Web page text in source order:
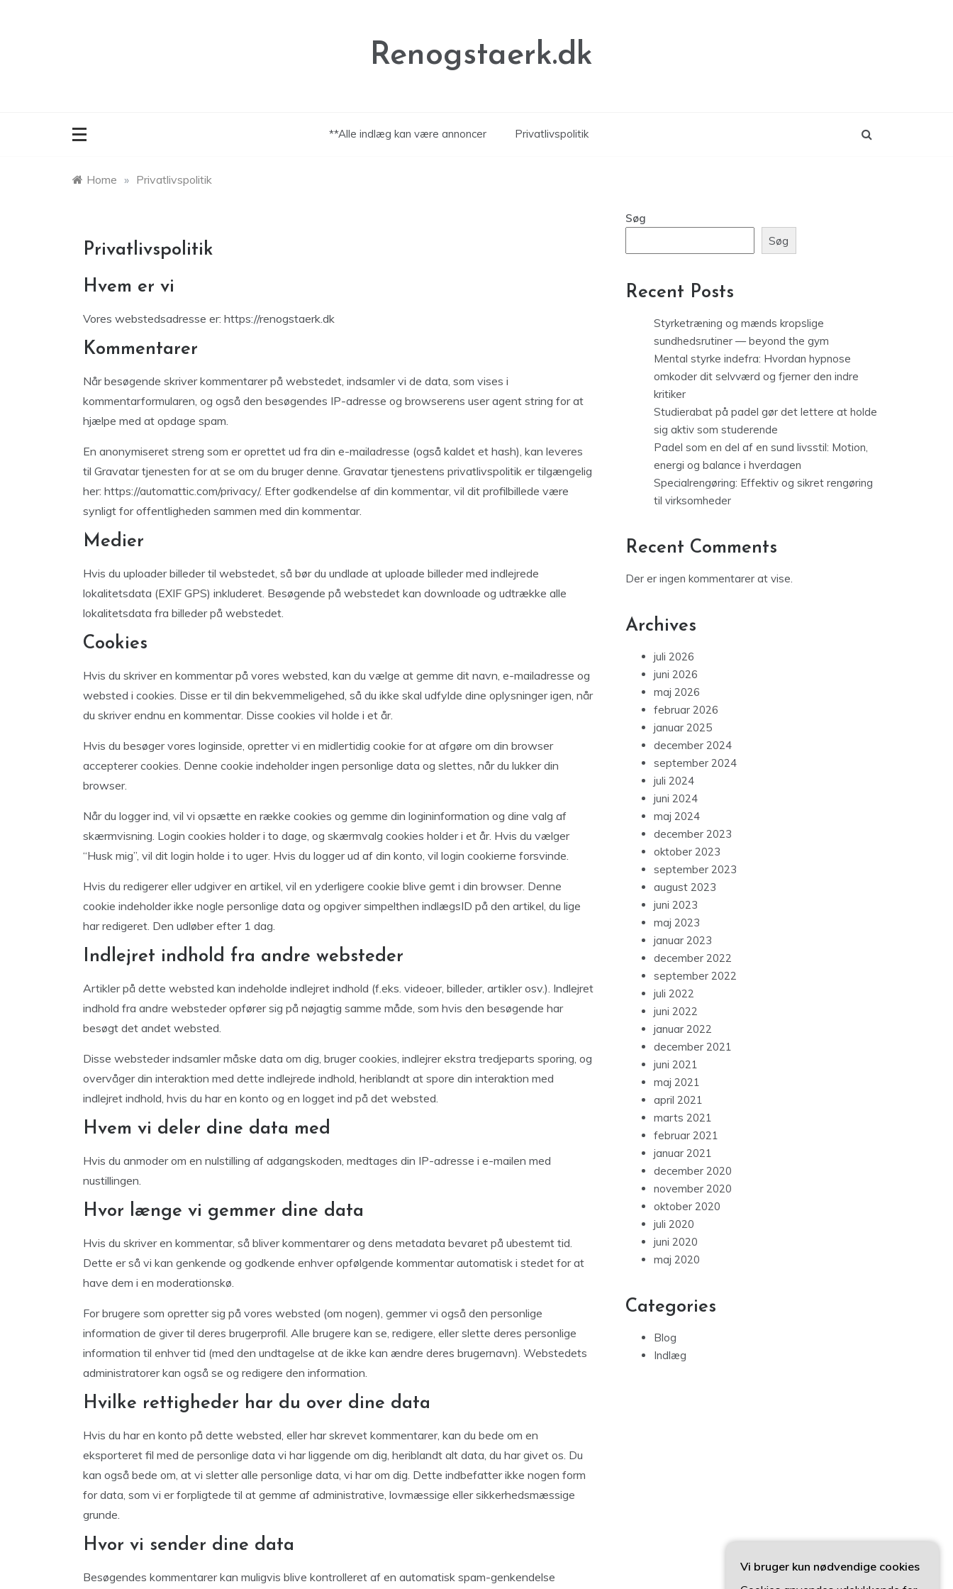
Renogstaerk.dk
**Alle indlæg kan være annoncer Privatlivspolitik
Home » Privatlivspolitik
Privatlivspolitik
Hvem er vi
Vores webstedsadresse er: https://renogstaerk.dk
Kommentarer
Når besøgende skriver kommentarer på webstedet, indsamler vi de data, som vises i
kommentarformularen, og også den besøgendes IP-adresse og browserens user agent string for at
hjælpe med at opdage spam.
En anonymiseret streng som er oprettet ud fra din e-mailadresse (også kaldet et hash), kan leveres
til Gravatar tjenesten for at se om du bruger denne. Gravatar tjenestens privatlivspolitik er tilgængelig
her: https://automattic.com/privacy/. Efter godkendelse af din kommentar, vil dit profilbillede være
synligt for offentligheden sammen med din kommentar.
Medier
Hvis du uploader billeder til webstedet, så bør du undlade at uploade billeder med indlejrede
lokalitetsdata (EXIF GPS) inkluderet. Besøgende på webstedet kan downloade og udtrække alle
lokalitetsdata fra billeder på webstedet.
Cookies
Hvis du skriver en kommentar på vores websted, kan du vælge at gemme dit navn, e-mailadresse og
websted i cookies. Disse er til din bekvemmeligehed, så du ikke skal udfylde dine oplysninger igen, når
du skriver endnu en kommentar. Disse cookies vil holde i et år.
Hvis du besøger vores loginside, opretter vi en midlertidig cookie for at afgøre om din browser
accepterer cookies. Denne cookie indeholder ingen personlige data og slettes, når du lukker din
browser.
Når du logger ind, vil vi opsætte en række cookies og gemme din logininformation og dine valg af
skærmvisning. Login cookies holder i to dage, og skærmvalg cookies holder i et år. Hvis du vælger
“Husk mig”, vil dit login holde i to uger. Hvis du logger ud af din konto, vil login cookierne forsvinde.
Hvis du redigerer eller udgiver en artikel, vil en yderligere cookie blive gemt i din browser. Denne
cookie indeholder ikke nogle personlige data og opgiver simpelthen indlægsID på den artikel, du lige
har redigeret. Den udløber efter 1 dag.
Indlejret indhold fra andre websteder
Artikler på dette websted kan indeholde indlejret indhold (f.eks. videoer, billeder, artikler osv.). Indlejret
indhold fra andre websteder opfører sig på nøjagtig samme måde, som hvis den besøgende har
besøgt det andet websted.
Disse websteder indsamler måske data om dig, bruger cookies, indlejrer ekstra tredjeparts sporing, og
overvåger din interaktion med dette indlejrede indhold, heriblandt at spore din interaktion med
indlejret indhold, hvis du har en konto og en logget ind på det websted.
Hvem vi deler dine data med
Hvis du anmoder om en nulstilling af adgangskoden, medtages din IP-adresse i e-mailen med
nustillingen.
Hvor længe vi gemmer dine data
Hvis du skriver en kommentar, så bliver kommentarer og dens metadata bevaret på ubestemt tid.
Dette er så vi kan genkende og godkende enhver opfølgende kommentar automatisk i stedet for at
have dem i en moderationskø.
For brugere som opretter sig på vores websted (om nogen), gemmer vi også den personlige
information de giver til deres brugerprofil. Alle brugere kan se, redigere, eller slette deres personlige
information til enhver tid (med den undtagelse at de ikke kan ændre deres brugernavn). Webstedets
administratorer kan også se og redigere den information.
Hvilke rettigheder har du over dine data
Hvis du har en konto på dette websted, eller har skrevet kommentarer, kan du bede om en
eksporteret fil med de personlige data vi har liggende om dig, heriblandt alt data, du har givet os. Du
kan også bede om, at vi sletter alle personlige data, vi har om dig. Dette indbefatter ikke nogen form
for data, som vi er forpligtede til at gemme af administrative, lovmæssige eller sikkerhedsmæssige
grunde.
Hvor vi sender dine data
Besøgendes kommentarer kan muligvis blive kontrolleret af en automatisk spam-genkendelse
Søg
Søg
Recent Posts
Styrketræning og mænds kropslige
sundhedsrutiner — beyond the gym
Mental styrke indefra: Hvordan hypnose
omkoder dit selvværd og fjerner den indre
kritiker
Studierabat på padel gør det lettere at holde
sig aktiv som studerende
Padel som en del af en sund livsstil: Motion,
energi og balance i hverdagen
Specialrengøring: Effektiv og sikret rengøring
til virksomheder
Recent Comments
Der er ingen kommentarer at vise.
Archives
juli 2026
juni 2026
maj 2026
februar 2026
januar 2025
december 2024
september 2024
juli 2024
juni 2024
maj 2024
december 2023
oktober 2023
september 2023
august 2023
juni 2023
maj 2023
januar 2023
december 2022
september 2022
juli 2022
juni 2022
januar 2022
december 2021
juni 2021
maj 2021
april 2021
marts 2021
februar 2021
januar 2021
december 2020
november 2020
oktober 2020
juli 2020
juni 2020
maj 2020
Categories
Blog
Indlæg
Vi bruger kun nødvendige cookies